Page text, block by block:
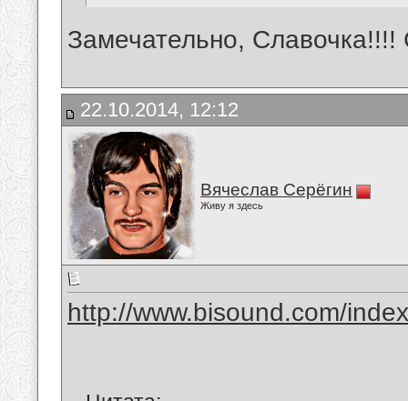
Замечательно, Славочка!!!!
22.10.2014, 12:12
Вячеслав Серёгин
Живу я здесь
http://www.bisound.com/